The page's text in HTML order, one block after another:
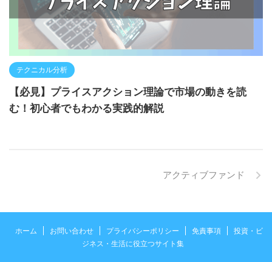
テクニカル分析
【必見】プライスアクション理論で市場の動きを読
む！初心者でもわかる実践的解説
アクティブファンド
ホーム お問い合わせ プライバシーポリシー 免責事項
投資・ビ
ジネス・生活に役立つサイト集